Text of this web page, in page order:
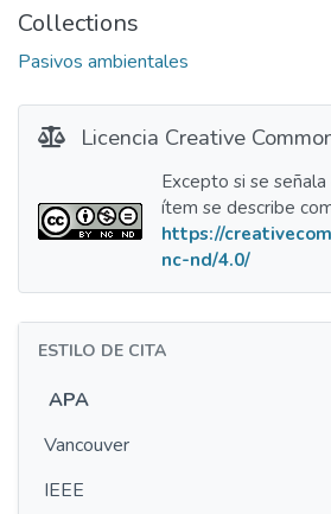
Collections
Pasivos ambientales
Licencia Creative
Excepto si se
ítem se describe
https://
nc-nd/4.0/
ESTILO DE CITA
APA
Vancouver
IEEE